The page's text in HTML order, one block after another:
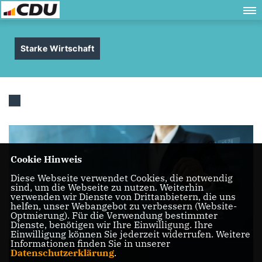
Starke Wirtschaft
Cookie Hinweis
Diese Webseite verwendet Cookies, die notwendig
sind, um die Webseite zu nutzen. Weiterhin
verwenden wir Dienste von Drittanbietern, die uns
helfen, unser Webangebot zu verbessern (Website-
Optmierung). Für die Verwendung bestimmter
Dienste, benötigen wir Ihre Einwilligung. Ihre
Einwilligung können Sie jederzeit widerrufen. Weitere
Informationen finden Sie in unserer
Datenschutzerklärung.